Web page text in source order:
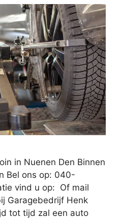
in Nuenen Den Binnen
Bel ons op: 040-
vind u op: Of mail
Garagebedrijf Henk
tot tijd zal een auto